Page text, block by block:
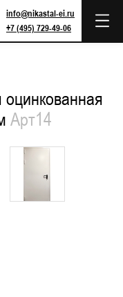
info@nikastal-ei.ru
+7 (495) 729-49-06
Арт14